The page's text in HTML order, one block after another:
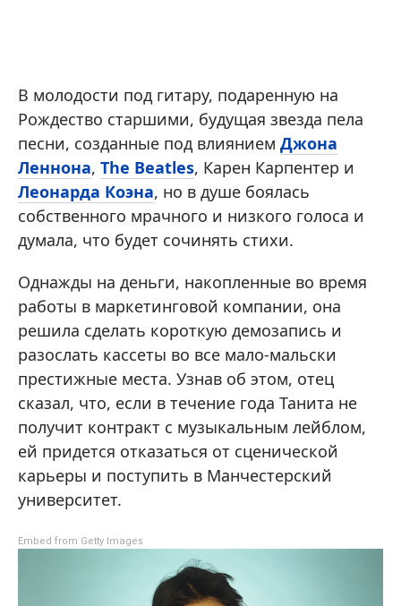
В молодости под гитару, подаренную на
Рождество старшими, будущая звезда пела
песни, созданные под влиянием Джона
Леннона, The Beatles, Карен Карпентер и
Леонарда Коэна, но в душе боялась
собственного мрачного и низкого голоса и
думала, что будет сочинять стихи.
Однажды на деньги, накопленные во время
работы в маркетинговой компании, она
решила сделать короткую демозапись и
разослать кассеты во все мало-мальски
престижные места. Узнав об этом, отец
сказал, что, если в течение года Танита не
получит контракт с музыкальным лейблом,
ей придется отказаться от сценической
карьеры и поступить в Манчестерский
университет.
Embed from Getty Images